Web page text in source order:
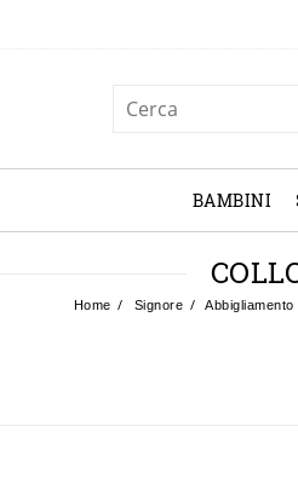
BAMBINI
Home Signore Abbigliamento